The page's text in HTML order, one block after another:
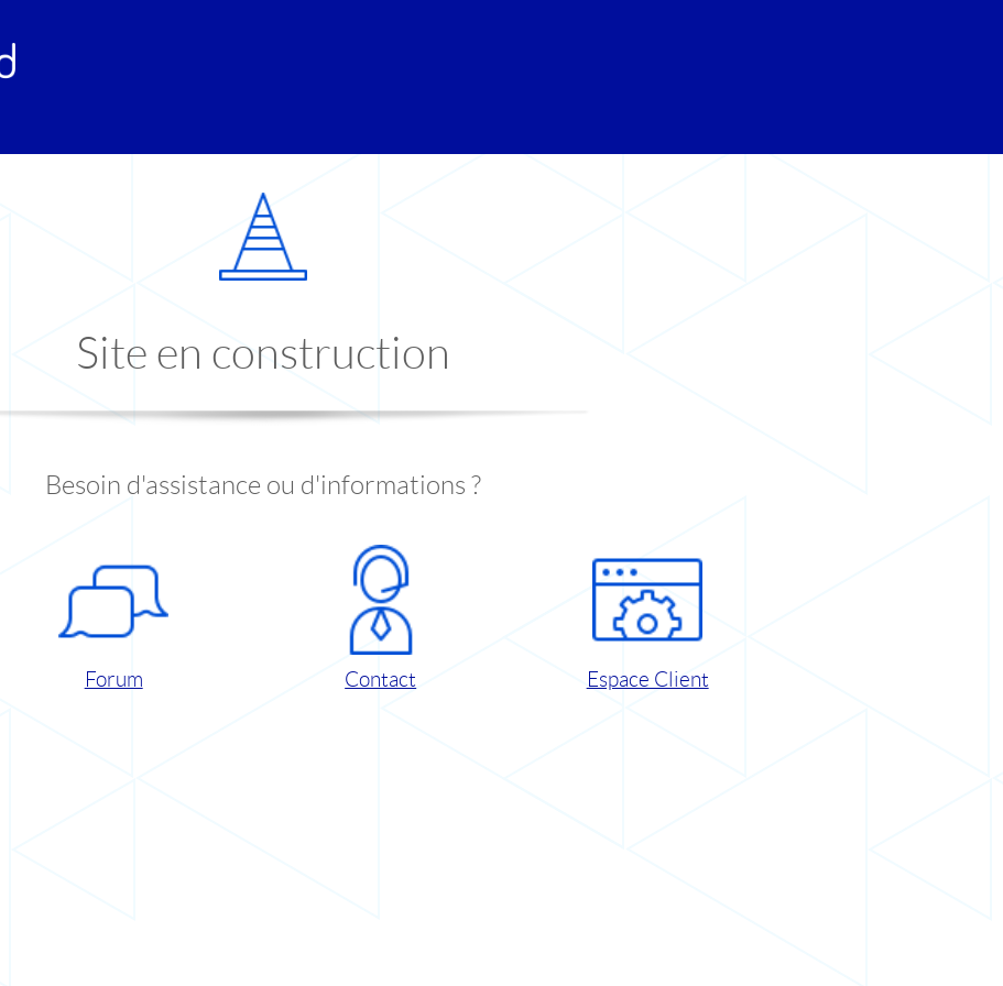
Site en construction
Besoin d'assistance ou d'informations ?
Forum Contact Espace Client